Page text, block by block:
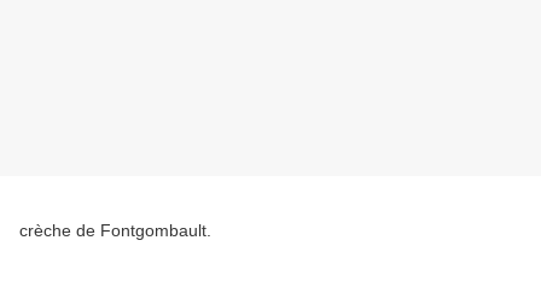
crèche de Fontgombault.